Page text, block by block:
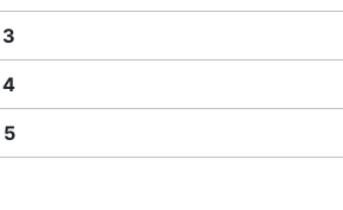
3
4
5